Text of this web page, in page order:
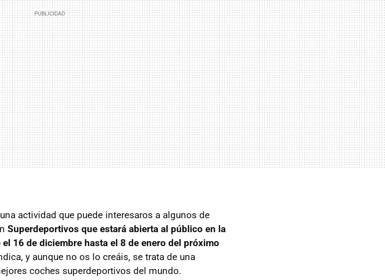
actividad que puede interesaros a algunos de
Superdeportivos que estará abierta al público en la
el 16 de diciembre hasta el 8 de enero del próximo
y aunque no os lo creáis, se trata de una
coches superdeportivos del mundo.